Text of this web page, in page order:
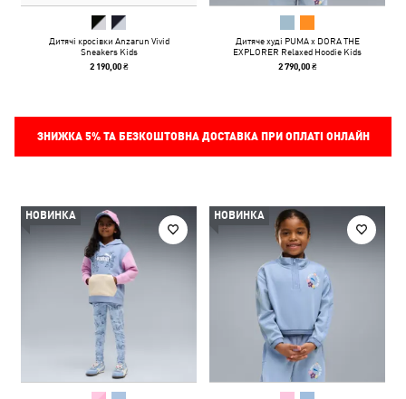
Дитячі кросівки Anzarun Vivid
Sneakers Kids
2 190,00 ₴
Дитяче худі PUMA x DORA THE
EXPLORER Relaxed Hoodie Kids
2 790,00 ₴
ЗНИЖКА 5%ТА БЕЗКОШТОВНА ДОСТАВКА ПРИ ОПЛАТІ ОНЛАЙН
НОВИНКА НОВИНКА